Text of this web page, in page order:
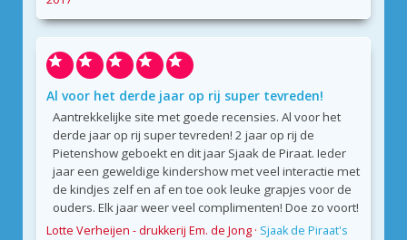
Al voor het derde jaar op rij super tevreden!
Aantrekkelijke site met goede recensies. Al voor het
derde jaar op rij super tevreden! 2 jaar op rij de
Pietenshow geboekt en dit jaar Sjaak de Piraat. Ieder
jaar een geweldige kindershow met veel interactie met
de kindjes zelf en af en toe ook leuke grapjes voor de
ouders. Elk jaar weer veel complimenten! Doe zo voort!
Lotte Verheijen - drukkerij Em. de Jong · Sjaak de Piraat's